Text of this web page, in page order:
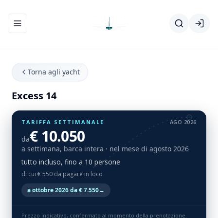
Apri/chiudi menu di navigazione
Torna agli yacht
Excess 14
TARIFFA SETTIMANALE AGO 2026
da€ 10.050
a settimana, barca intera · nel mese di agosto 2026
tutto incluso, fino a 10 persone
di cui € 550 da pagare in loco
a ottobre 2026 da € 7.550→
Prezzo indicativo, confermato al momento della prenotazione.